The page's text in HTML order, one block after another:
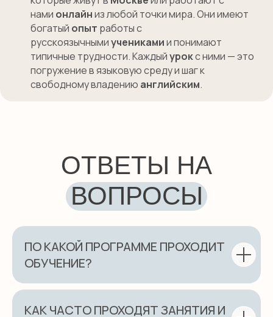
нами онлайниз любой точки мира. Они имеют
богатый опыт работы с
русскоязычнымиученикамии понимают
типичные трудности. Каждыйурокс ними — это
погружение в языковую среду и шаг к
свободному владению английским.
ПО КАКОЙ ПРОГРАММЕ ПРОХОДИТ
ОБУЧЕНИЕ?
КАК ЧАСТО ПРОХОДЯТ ЗАНЯТИЯ И
НАВИГАЦИЯ
Детям
Международные экзамены
ПОЛУЧИТЬ КОНСУЛЬТАЦИЮ
владения английским!